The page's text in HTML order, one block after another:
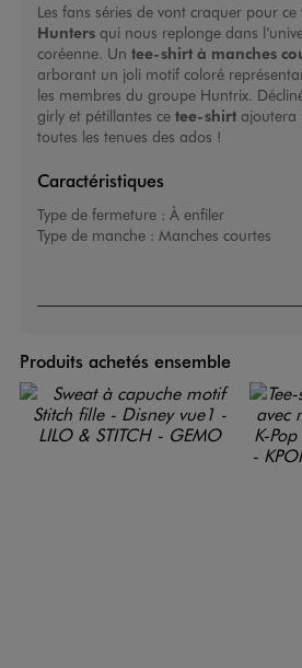
Les fans séries de vont craquer pour ce
Huntersqui nous replonge dans
coréenne. Un tee-shirt à manches
arborant un joli motif coloré
les membres du groupe Huntrix.
girly et pétillantes ce tee-shirtajoutera
toutes les tenues des ados !
Caractéristiques
Type de fermeture : À enfiler
Type de manche : Manches courtes
Produits achetés ensemble